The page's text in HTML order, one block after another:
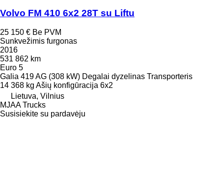
Volvo FM 410 6x2 28T su Liftu
25 150 € Be PVM
Sunkvežimis furgonas
2016
531 862 km
Euro 5
Galia 419 AG (308 kW) Degalai dyzelinas Transporteris
14 368 kg Ašių konfigūracija 6x2
Lietuva, Vilnius
MJAA Trucks
Susisiekite su pardavėju